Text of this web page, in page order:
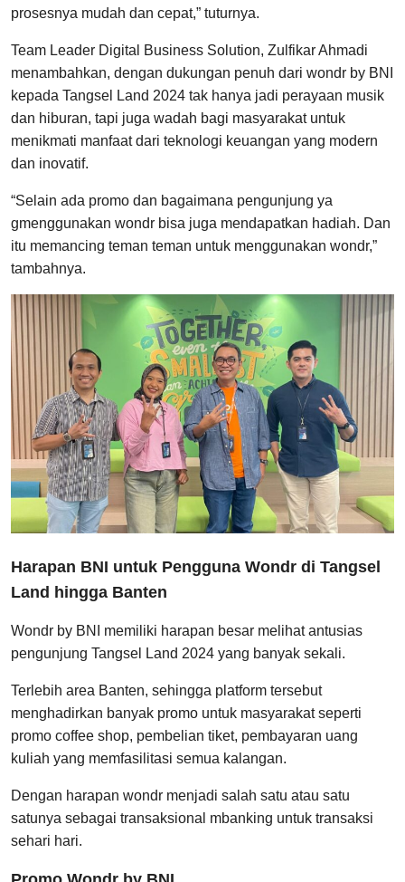
prosesnya mudah dan cepat,” tuturnya.
Team Leader Digital Business Solution, Zulfikar Ahmadi
menambahkan, dengan dukungan penuh dari wondr by BNI
kepada Tangsel Land 2024 tak hanya jadi perayaan musik
dan hiburan, tapi juga wadah bagi masyarakat untuk
menikmati manfaat dari teknologi keuangan yang modern
dan inovatif.
“Selain ada promo dan bagaimana pengunjung ya
gmenggunakan wondr bisa juga mendapatkan hadiah. Dan
itu memancing teman teman untuk menggunakan wondr,”
tambahnya.
Harapan BNI untuk Pengguna Wondr di Tangsel
Land hingga Banten
Wondr by BNI memiliki harapan besar melihat antusias
pengunjung Tangsel Land 2024 yang banyak sekali.
Terlebih area Banten, sehingga platform tersebut
menghadirkan banyak promo untuk masyarakat seperti
promo coffee shop, pembelian tiket, pembayaran uang
kuliah yang memfasilitasi semua kalangan.
Dengan harapan wondr menjadi salah satu atau satu
satunya sebagai transaksional mbanking untuk transaksi
sehari hari.